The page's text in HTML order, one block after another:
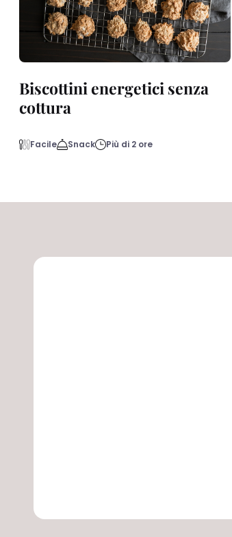
Biscottini energetici senza
cottura
Facile Snack Più di 2 ore